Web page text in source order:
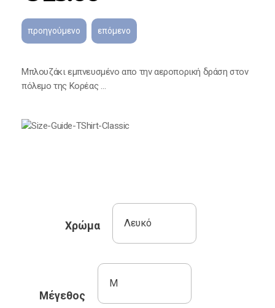
Μπλουζάκι εμπνευσμένο απο την αεροπορική δράση στον
πόλεμο της Κορέας …
Χρώμα
Mέγεθος